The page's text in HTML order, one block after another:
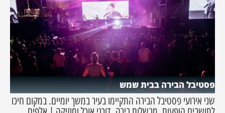
פסטיבל הבירה בבית שמש
שני אירועי פסטיבל הבירה התקיימו בעיר במשך יומיים. במקום חיכו